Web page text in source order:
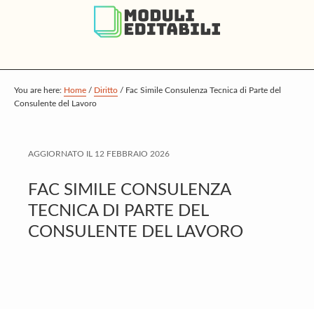
p
t
a
n
o
p
t
r
m
r
p
t
o
t
r
You are here: Home / Diritto / Fac Simile Consulenza Tecnica di Parte del
Consulente del Lavoro
AGGIORNATO IL 12 FEBBRAIO 2026
FAC SIMILE CONSULENZA
TECNICA DI PARTE DEL
CONSULENTE DEL LAVORO